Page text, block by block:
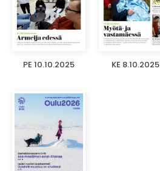
PE 10.10.2025 KE 8.10.2025